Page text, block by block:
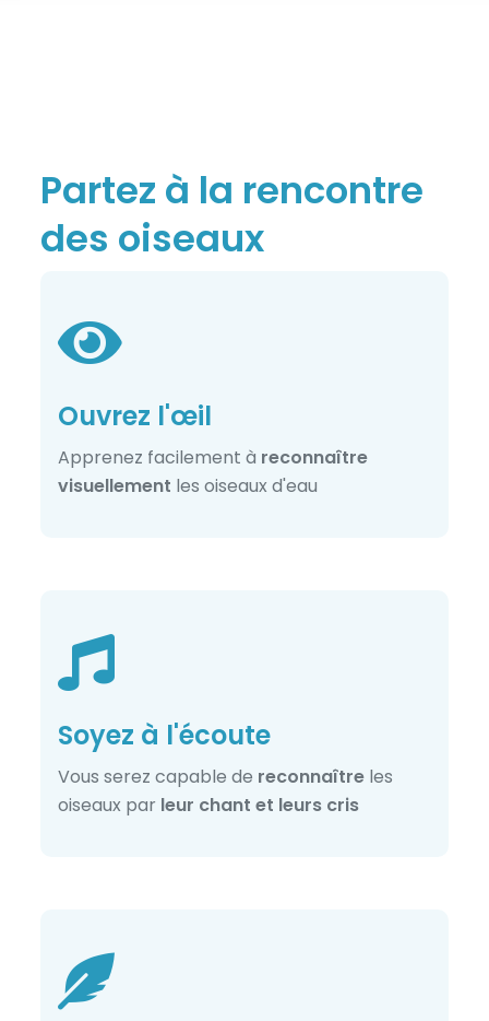
Partez à la rencontre
des oiseaux
Ouvrez l'œil
Apprenez facilement à reconnaître
visuellement les oiseaux d'eau
Soyez à l'écoute
Vous serez capable de reconnaître les
oiseaux par leur chant et leurs cris